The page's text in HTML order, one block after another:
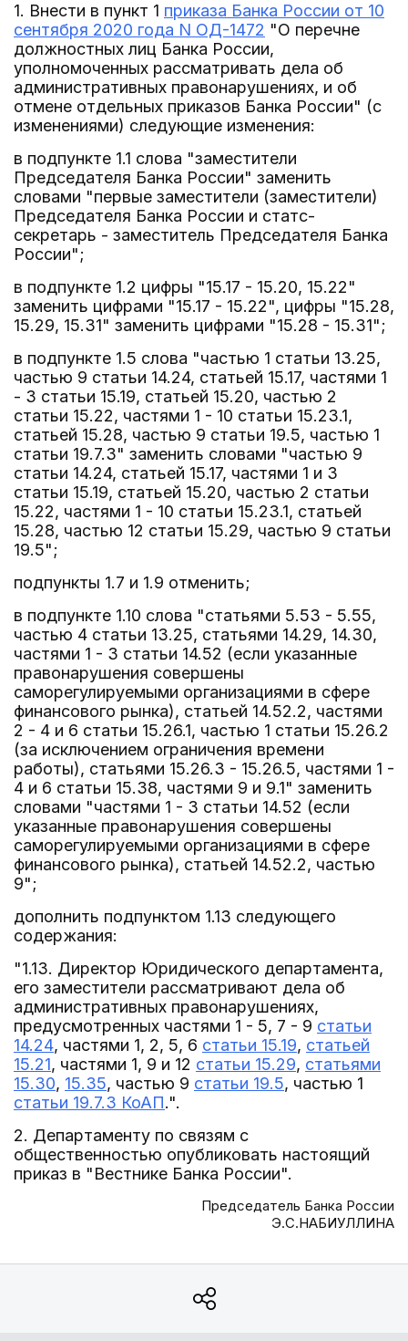
1. Внести в пункт 1 приказа Банка России от 10
сентября 2020 года N ОД-1472 "О перечне
должностных лиц Банка России,
уполномоченных рассматривать дела об
административных правонарушениях, и об
отмене отдельных приказов Банка России" (с
изменениями) следующие изменения:
в подпункте 1.1 слова "заместители
Председателя Банка России" заменить
словами "первые заместители (заместители)
Председателя Банка России и статс-
секретарь - заместитель Председателя Банка
России";
в подпункте 1.2 цифры "15.17 - 15.20, 15.22"
заменить цифрами "15.17 - 15.22", цифры "15.28,
15.29, 15.31" заменить цифрами "15.28 - 15.31";
в подпункте 1.5 слова "частью 1 статьи 13.25,
частью 9 статьи 14.24, статьей 15.17, частями 1
- 3 статьи 15.19, статьей 15.20, частью 2
статьи 15.22, частями 1 - 10 статьи 15.23.1,
статьей 15.28, частью 9 статьи 19.5, частью 1
статьи 19.7.3" заменить словами "частью 9
статьи 14.24, статьей 15.17, частями 1 и 3
статьи 15.19, статьей 15.20, частью 2 статьи
15.22, частями 1 - 10 статьи 15.23.1, статьей
15.28, частью 12 статьи 15.29, частью 9 статьи
19.5";
подпункты 1.7 и 1.9 отменить;
в подпункте 1.10 слова "статьями 5.53 - 5.55,
частью 4 статьи 13.25, статьями 14.29, 14.30,
частями 1 - 3 статьи 14.52 (если указанные
правонарушения совершены
саморегулируемыми организациями в сфере
финансового рынка), статьей 14.52.2, частями
2 - 4 и 6 статьи 15.26.1, частью 1 статьи 15.26.2
(за исключением ограничения времени
работы), статьями 15.26.3 - 15.26.5, частями 1 -
4 и 6 статьи 15.38, частями 9 и 9.1" заменить
словами "частями 1 - 3 статьи 14.52 (если
указанные правонарушения совершены
саморегулируемыми организациями в сфере
финансового рынка), статьей 14.52.2, частью
9";
дополнить подпунктом 1.13 следующего
содержания:
"1.13. Директор Юридического департамента,
его заместители рассматривают дела об
административных правонарушениях,
предусмотренных частями 1 - 5, 7 - 9 статьи
14.24, частями 1, 2, 5, 6 статьи 15.19, статьей
15.21, частями 1, 9 и 12 статьи 15.29, статьями
15.30, 15.35, частью 9 статьи 19.5, частью 1
статьи 19.7.3 КоАП.".
2. Департаменту по связям с
общественностью опубликовать настоящий
приказ в "Вестнике Банка России".
Председатель Банка России
Э.С.НАБИУЛЛИНА